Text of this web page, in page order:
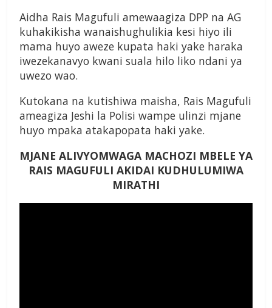
Aidha Rais Magufuli amewaagiza DPP na AG
kuhakikisha wanaishughulikia kesi hiyo ili
mama huyo aweze kupata haki yake haraka
iwezekanavyo kwani suala hilo liko ndani ya
uwezo wao.
Kutokana na kutishiwa maisha, Rais Magufuli
ameagiza Jeshi la Polisi wampe ulinzi mjane
huyo mpaka atakapopata haki yake.
MJANE ALIVYOMWAGA MACHOZI MBELE YA
RAIS MAGUFULI AKIDAI KUDHULUMIWA
MIRATHI